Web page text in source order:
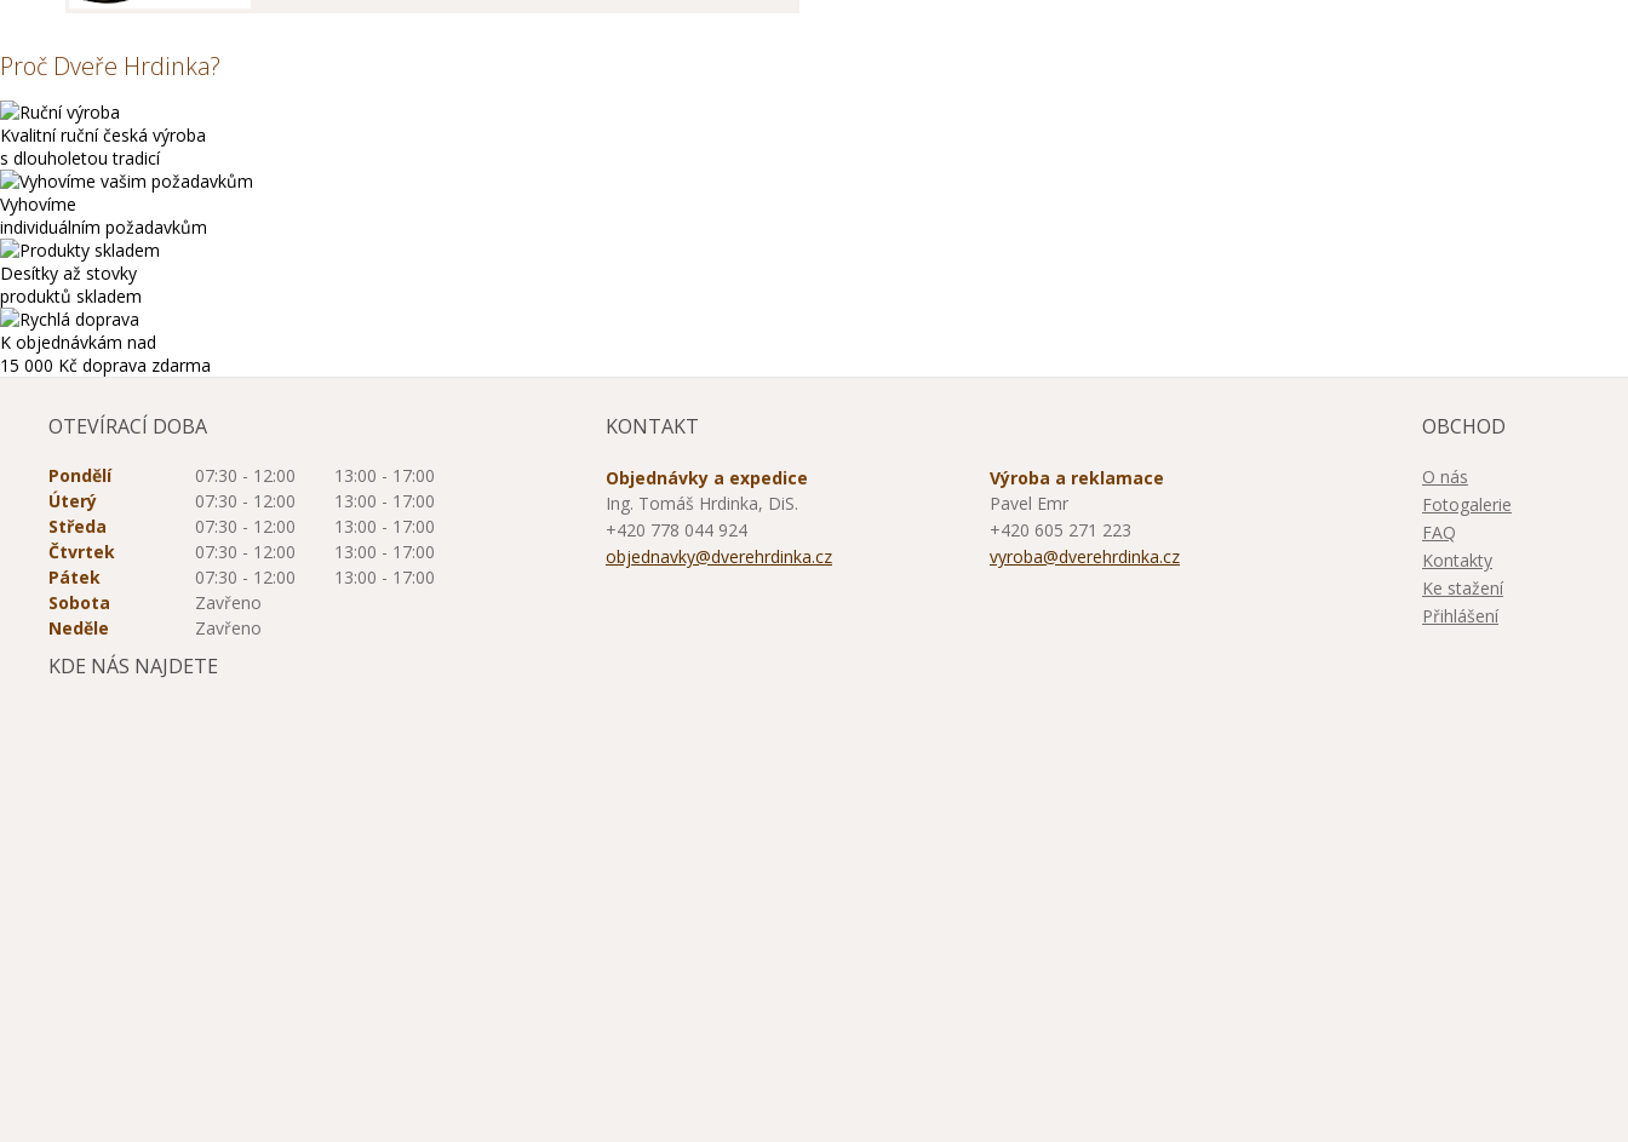
Proč Dveře Hrdinka?
Kvalitní ruční česká výroba
s dlouholetou tradicí
Vyhovíme
individuálním požadavkům
Desítky až stovky
produktů skladem
K objednávkám nad
15 000 Kč doprava zdarma
OTEVÍRACÍ DOBA
Pondělí 07:30 - 12:00
13:00 - 17:00
Úterý
07:30 - 12:00
13:00 - 17:00
Středa
07:30 - 12:00
13:00 - 17:00
Čtvrtek
07:30 - 12:00
13:00 - 17:00
Pátek
07:30 - 12:00
13:00 - 17:00
Sobota
Zavřeno
Neděle
Zavřeno
KONTAKT
Objednávky a expedice
Ing. Tomáš Hrdinka, DiS.
+420 778 044 924
objednavky@dverehrdinka.cz
Výroba a reklamace
Pavel Emr
+420 605 271 223
vyroba@dverehrdinka.cz
OBCHOD
O nás
Fotogalerie
FAQ
Kontakty
Ke stažení
Přihlášení
KDE NÁS NAJDETE